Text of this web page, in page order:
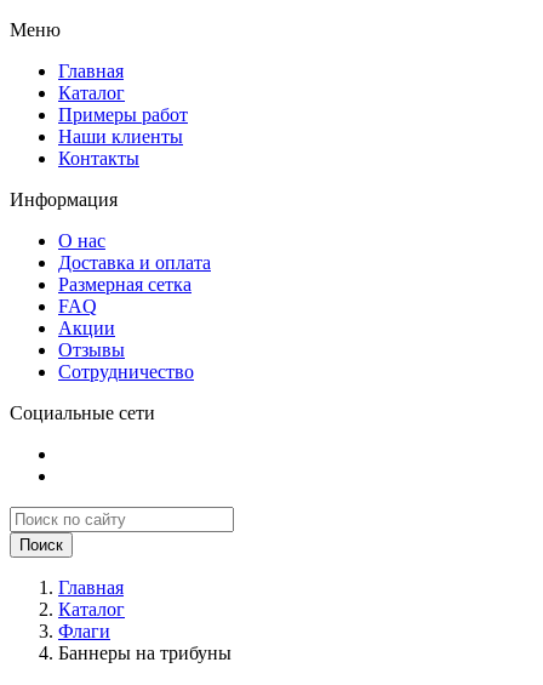
Меню
Главная
Каталог
Примеры работ
Наши клиенты
Контакты
Информация
О нас
Доставка и оплата
Размерная сетка
FAQ
Акции
Отзывы
Сотрудничество
Социальные сети
Поиск
Главная
Каталог
Флаги
Баннеры на трибуны